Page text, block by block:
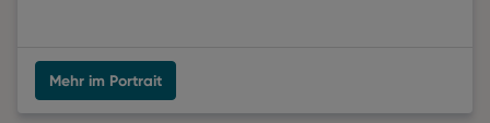
Mehr im Portrait